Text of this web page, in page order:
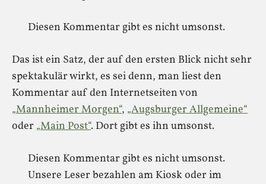
Diesen Kommentar gibt es nicht umsonst.
Das ist ein Satz, der auf den ersten Blick nicht sehr
spektakulär wirkt, es sei denn, man liest den
Kommentar auf den Internetseiten von
„Mannheimer Morgen“, „Augsburger Allgemeine“
oder „Main Post“. Dort gibt es ihn umsonst.
Diesen Kommentar gibt es nicht umsonst.
Unsere Leser bezahlen am Kiosk oder im